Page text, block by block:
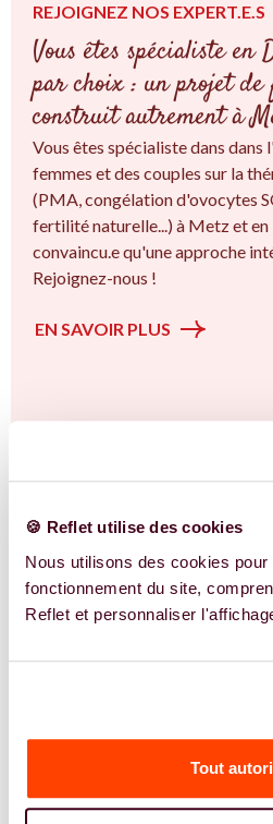
🍪 Reflet utilise des cookies
Nous utilisons des cookies pour
fonctionnement du site,
Reflet et personnaliser
Tout
REJOIGNEZ NOS EXPERT.E.S
Vous êtes spécialiste en
par choix : un projet
construit autrement à
Vous êtes spécialiste dans dans
femmes et des couples sur la
(PMA, congélation d'ovocytes
fertilité naturelle...) à Metz et en
convaincu.e qu'une approche
Rejoignez-nous !
EN SAVOIR PLUS